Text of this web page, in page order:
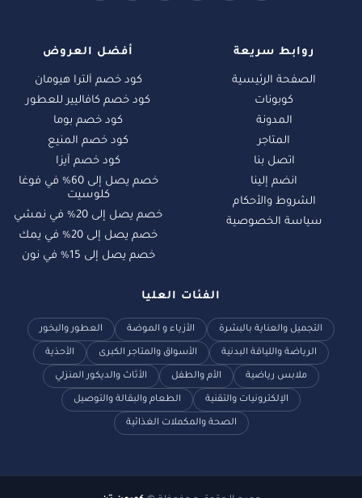
روابط سريعة
الصفحة الرئيسية
كوبونات
المدونة
المتاجر
اتصل بنا
انضم إلينا
الشروط والأحكام
سياسة الخصوصية
أفضل العروض
كود خصم ألترا هيومان
كود خصم كافاليير للعطور
كود خصم بوما
كود خصم المنيع
كود خصم آيزا
خصم يصل إلى 60% في فوغا
كلوسيت
خصم يصل إلى 20% في نمشي
خصم يصل إلى 20% في يمك
خصم يصل إلى 15% في نون
الفئات العليا
التجميل والعناية بالبشرة الأزياء و الموضة العطور والبخور
الرياضة واللياقة البدنية الأسواق والمتاجر الكبرى الأحذية
ملابس رياضية الأم والطفل الأثاث والديكور المنزلي
الإلكترونيات والتقنية الطعام والبقالة والتوصيل
الصحة والمكملات الغذائية